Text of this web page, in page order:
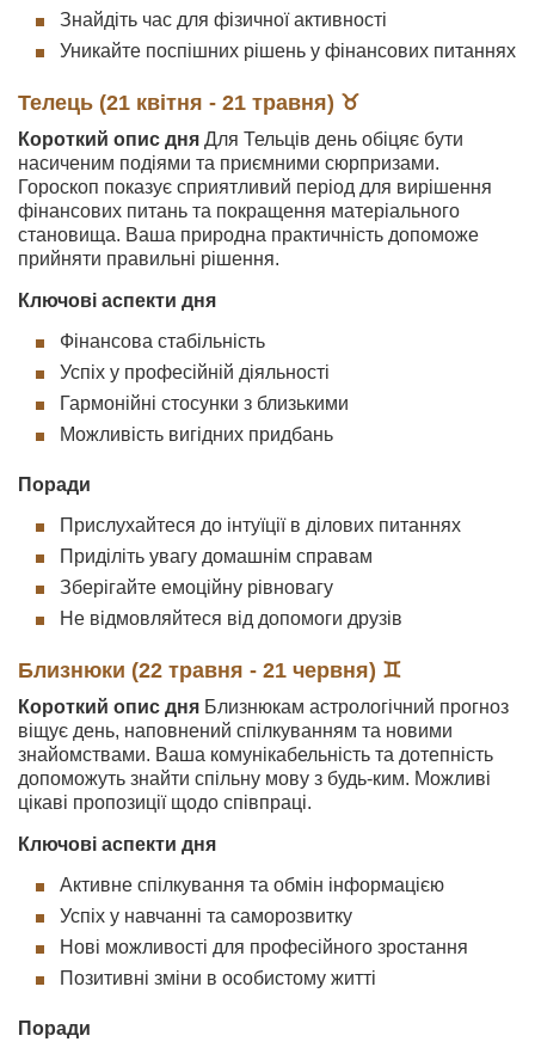
Знайдіть час для фізичної активності
Уникайте поспішних рішень у фінансових питаннях
Телець (21 квітня - 21 травня) ♉
Короткий опис дня Для Тельців день обіцяє бути
насиченим подіями та приємними сюрпризами.
Гороскоп показує сприятливий період для вирішення
фінансових питань та покращення матеріального
становища. Ваша природна практичність допоможе
прийняти правильні рішення.
Ключові аспекти дня
Фінансова стабільність
Успіх у професійній діяльності
Гармонійні стосунки з близькими
Можливість вигідних придбань
Поради
Прислухайтеся до інтуїції в ділових питаннях
Приділіть увагу домашнім справам
Зберігайте емоційну рівновагу
Не відмовляйтеся від допомоги друзів
Близнюки (22 травня - 21 червня) ♊
Короткий опис дня Близнюкам астрологічний прогноз
віщує день, наповнений спілкуванням та новими
знайомствами. Ваша комунікабельність та дотепність
допоможуть знайти спільну мову з будь-ким. Можливі
цікаві пропозиції щодо співпраці.
Ключові аспекти дня
Активне спілкування та обмін інформацією
Успіх у навчанні та саморозвитку
Нові можливості для професійного зростання
Позитивні зміни в особистому житті
Поради